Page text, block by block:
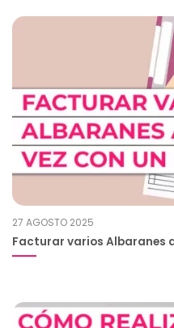
27 AGOSTO 2025
Facturar varios Albaranes